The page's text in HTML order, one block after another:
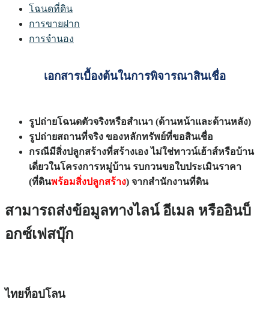
โฉนดที่ดิน
การขายฝาก
การจำนอง
เอกสารเบื้องต้นในการพิจารณาสินเชื่อ
รูปถ่ายโฉนดตัวจริงหรือสำเนา (ด้านหน้าและด้านหลัง)
รูปถ่ายสถานที่จริง ของหลักทรัพย์ที่ขอสินเชื่อ
กรณีมีสิ่งปลูกสร้างที่สร้างเอง ไม่ใช่ทาวน์เฮ้าส์หรือบ้าน
เดี่ยวในโครงการหมู่บ้าน รบกวนขอใบประเมินราคา
(ที่ดินพร้อมสิ่งปลูกสร้าง) จากสำนักงานที่ดิน
สามารถส่งข้อมูลทางไลน์ อีเมล หรืออินบ็
อกซ์เฟสบุ๊ก
ไทยท็อปโลน